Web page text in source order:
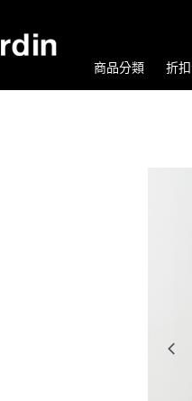
商品分類 折